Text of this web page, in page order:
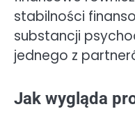
stabilności
substancji
jednego z
Jak wygląda